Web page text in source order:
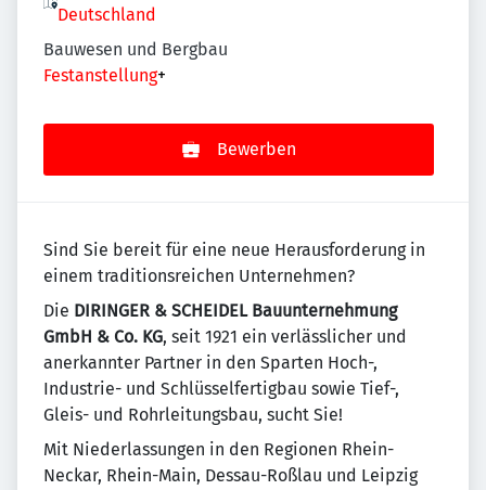
Deutschland
Bauwesen und Bergbau
Festanstellung+
Bewerben
Sind Sie bereit für eine neue Herausforderung in
einem traditionsreichen Unternehmen?
Die DIRINGER & SCHEIDEL Bauunternehmung
GmbH & Co. KG, seit 1921 ein verlässlicher und
anerkannter Partner in den Sparten Hoch-,
Industrie- und Schlüsselfertigbau sowie Tief-,
Gleis- und Rohrleitungsbau, sucht Sie!
Mit Niederlassungen in den Regionen Rhein-
Neckar, Rhein-Main, Dessau-Roßlau und Leipzig